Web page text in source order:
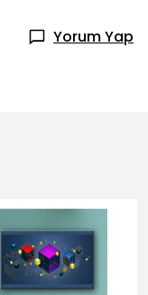
Yorum Yap